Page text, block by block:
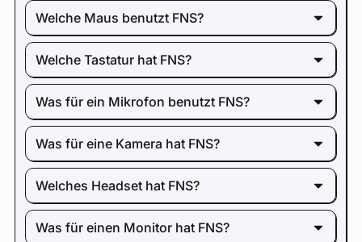
Welche Maus benutzt FNS?
Welche Tastatur hat FNS?
Was für ein Mikrofon benutzt FNS?
Was für eine Kamera hat FNS?
Welches Headset hat FNS?
Was für einen Monitor hat FNS?